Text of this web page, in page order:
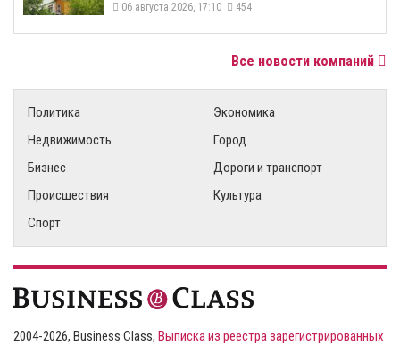
06 августа 2026, 17:10 454
Все новости компаний
Политика
Экономика
Недвижимость
Город
Бизнес
Дороги и транспорт
Происшествия
Культура
Спорт
2004-2026, Business Class, Выписка из реестра зарегистрированных